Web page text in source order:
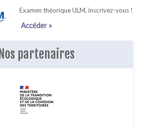
Examen théorique ULM, inscrivez-vous !
Accéder »
Nos partenaires